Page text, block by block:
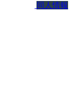
同人情報